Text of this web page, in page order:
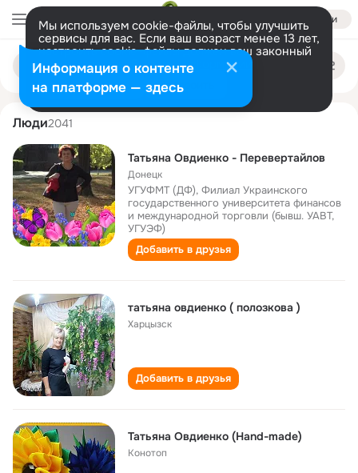
Войти
Мы используем cookie-файлы, чтобы улучшить
сервисы для вас. Если ваш возраст менее 13 лет,
настроить cookie-файлы должен ваш законный
представитель. Больше информации
Разрешить все Настроить
Поиск
людям
tatyana ovdienko
Люди2041
Татьяна Овдиенко - Перевертайлов
Донецк
УГУФМТ (ДФ), Филиал Украинского
государственного университета финансов
и международной торговли (бывш. УАВТ,
УГУЭФ)
Добавить в друзья
татьяна овдиенко ( полозкова )
Харцызск
Добавить в друзья
Татьяна Овдиенко (Hand-made)
Конотоп
Информация о контенте
на платформе — здесь